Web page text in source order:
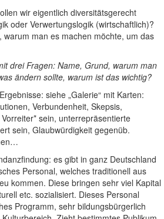
wir eigentlich diversitätsgerecht
oder Verwertungslogik (wirtschaftlich)?
warum man es machen möchte, um das
drei Fragen: Name, Grund, warum man
ändern sollte, warum ist das wichtig?
siehe „Galerie“ mit Karten:
Verbundenheit, Skepsis,
sein, unterrepräsentierte
sein, Glaubwürdigkeit gegenüb.
es gibt in ganz Deutschland
Personal, welches traditionell aus
kommen. Diese bringen sehr viel Kapital
etc. sozialisiert. Dieses Personal
Programm, sehr bildungsbürgerlich